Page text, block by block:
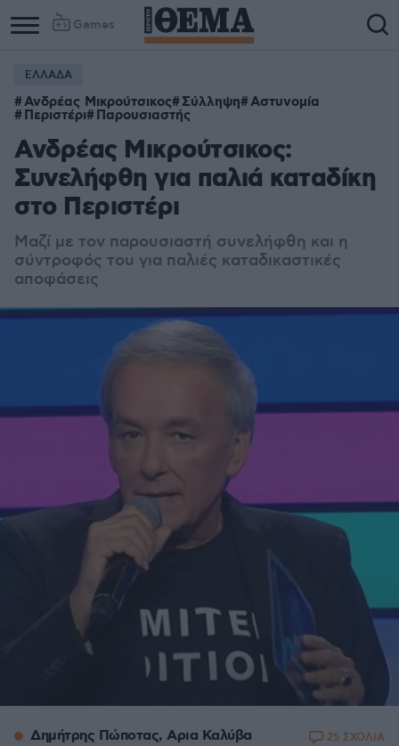
Games
ΕΛΛΑΔΑ
Ανδρέας Μικρούτσικος Σύλληψη Αστυνομία
Περιστέρι Παρουσιαστής
Ανδρέας Μικρούτσικος:
Συνελήφθη για παλιά καταδίκη
στο Περιστέρι
Μαζί με τον παρουσιαστή συνελήφθη και η
σύντροφός του για παλιές καταδικαστικές
αποφάσεις
Δημήτρης Πώποτας, Aρια Καλύβα 25 ΣΧΟΛΙΑ